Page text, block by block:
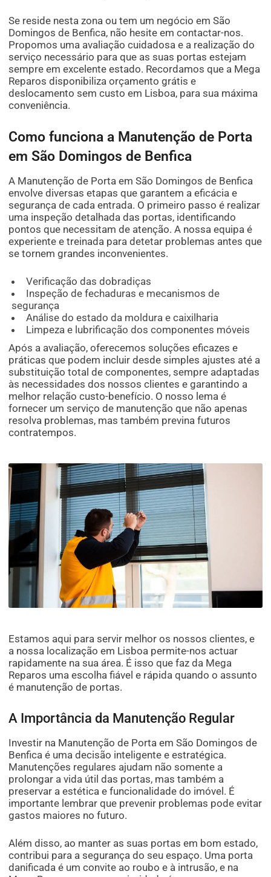
Se reside nesta zona ou tem um negócio em São
Domingos de Benfica, não hesite em contactar-nos.
Propomos uma avaliação cuidadosa e a realização do
serviço necessário para que as suas portas estejam
sempre em excelente estado. Recordamos que a Mega
Reparos disponibiliza orçamento grátis e
deslocamento sem custo em Lisboa, para sua máxima
conveniência.
Como funciona a Manutenção de Porta
em São Domingos de Benfica
A Manutenção de Porta em São Domingos de Benfica
envolve diversas etapas que garantem a eficácia e
segurança de cada entrada. O primeiro passo é realizar
uma inspeção detalhada das portas, identificando
pontos que necessitam de atenção. A nossa equipa é
experiente e treinada para detetar problemas antes que
se tornem grandes inconvenientes.
Verificação das dobradiças
Inspeção de fechaduras e mecanismos de
segurança
Análise do estado da moldura e caixilharia
Limpeza e lubrificação dos componentes móveis
Após a avaliação, oferecemos soluções eficazes e
práticas que podem incluir desde simples ajustes até a
substituição total de componentes, sempre adaptadas
às necessidades dos nossos clientes e garantindo a
melhor relação custo-benefício. O nosso lema é
fornecer um serviço de manutenção que não apenas
resolva problemas, mas também previna futuros
contratempos.
Estamos aqui para servir melhor os nossos clientes, e
a nossa localização em Lisboa permite-nos actuar
rapidamente na sua área. É isso que faz da Mega
Reparos uma escolha fiável e rápida quando o assunto
é manutenção de portas.
A Importância da Manutenção Regular
Investir na Manutenção de Porta em São Domingos de
Benfica é uma decisão inteligente e estratégica.
Manutenções regulares ajudam não somente a
prolongar a vida útil das portas, mas também a
preservar a estética e funcionalidade do imóvel. É
importante lembrar que prevenir problemas pode evitar
gastos maiores no futuro.
Além disso, ao manter as suas portas em bom estado,
contribui para a segurança do seu espaço. Uma porta
danificada é um convite ao roubo e à intrusão, e na